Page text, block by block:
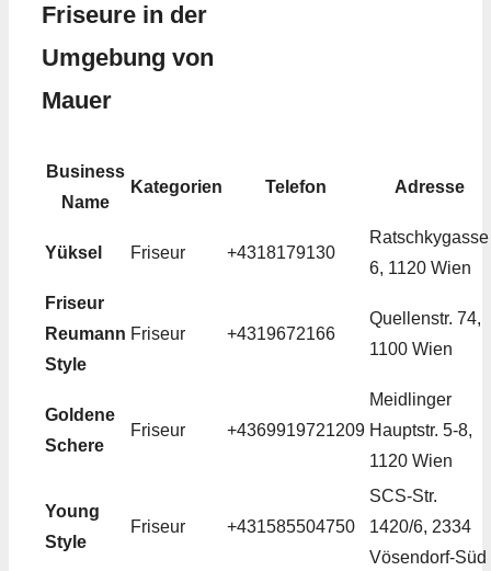
Friseure in der
Umgebung von
Mauer
Business
Name
Kategorien Telefon Adresse
Yüksel Friseur +4318179130
Ratschkygasse
6, 1120 Wien
Friseur
Reumann
Style
Friseur +4319672166
Quellenstr. 74,
1100 Wien
Goldene
Schere
Friseur +4369919721209
Meidlinger
Hauptstr. 5-8,
1120 Wien
Young
Style
Friseur +431585504750
SCS-Str.
1420/6, 2334
Vösendorf-Süd